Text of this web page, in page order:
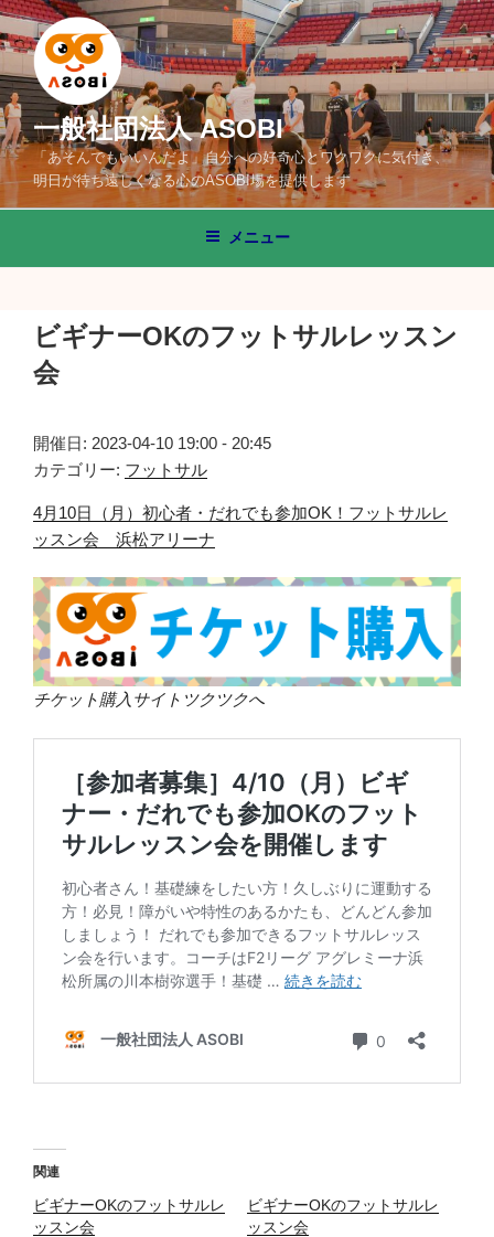
コ
ン
ン
ツ
へ
ス
一般社団法人 ASOBI
「あそんでもいいんだよ」自分への好奇心とワクワクに気付き、
明日が待ち遠しくなる心のASOBI場を提供します
メニュー
ビギナーOKのフットサルレッスン
会
開催日: 2023-04-10 19:00 - 20:45
カテゴリー: フットサル
4月10日（月）初心者・だれでも参加OK！フットサルレ
ッスン会 浜松アリーナ
チケット購入サイトツクツクへ
関連
ビギナーOKのフットサルレ
ッスン会
ビギナーOKのフットサルレ
ッスン会